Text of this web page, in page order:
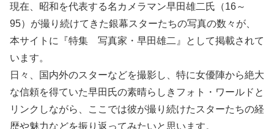
現在、昭和を代表する名カメラマン早田雄二氏（16～
95）が撮り続けてきた銀幕スターたちの写真の数々が、
本サイトに『特集 写真家・早田雄二』として掲載されて
います。
日々、国内外のスターなどを撮影し、特に女優陣から絶大
な信頼を得ていた早田氏の素晴らしきフォト・ワールドと
リンクしながら、ここでは彼が撮り続けたスターたちの経
歴や魅力などを振り返ってみたいと思います。